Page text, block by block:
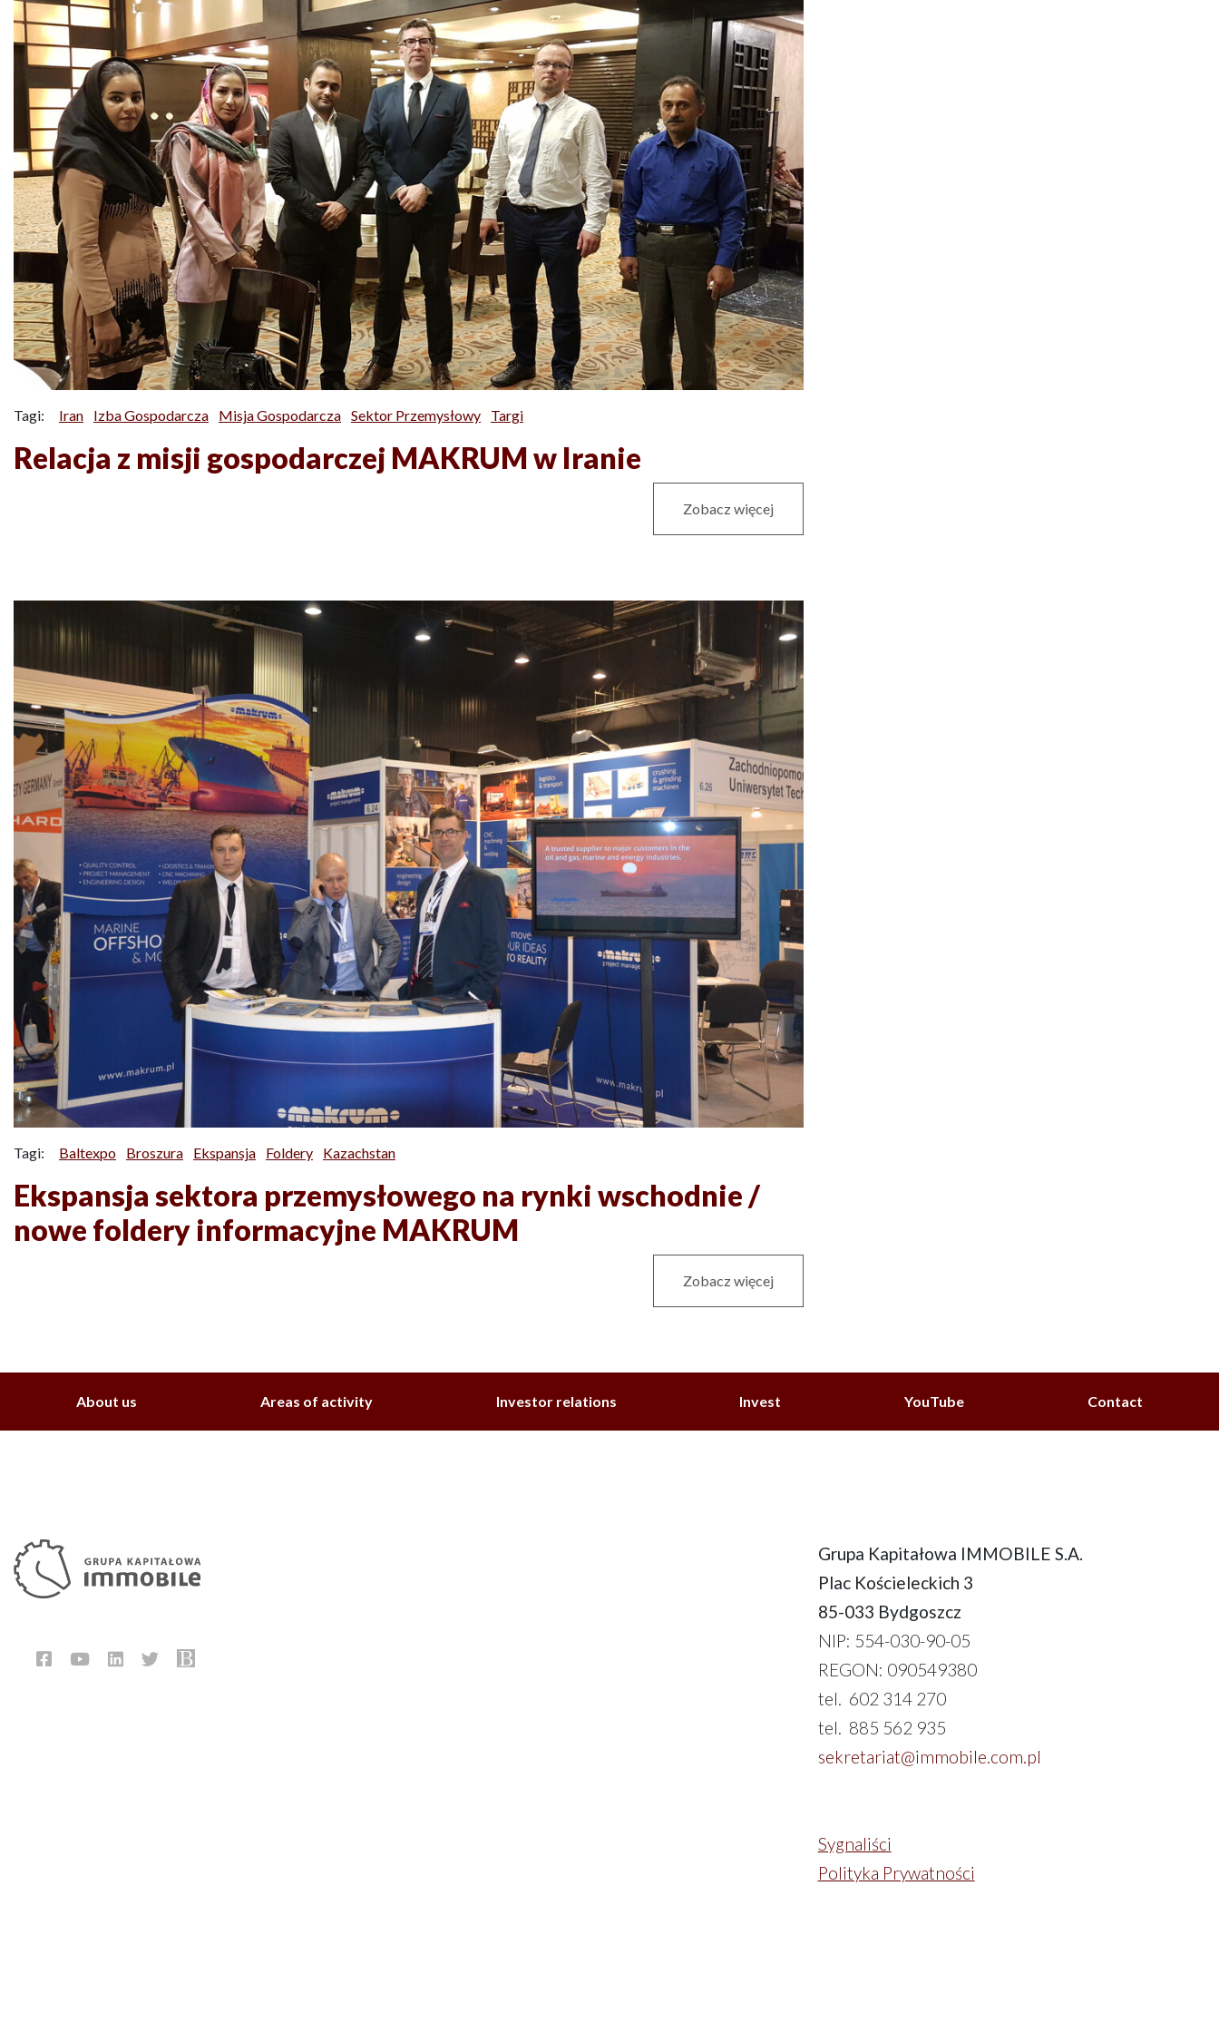
Tagi: Iran Izba Gospodarcza Misja Gospodarcza Sektor Przemysłowy Targi
Relacja z misji gospodarczej MAKRUM w Iranie
Zobacz więcej
Tagi: Baltexpo Broszura Ekspansja Foldery Kazachstan
Ekspansja sektora przemysłowego na rynki wschodnie /
nowe foldery informacyjne MAKRUM
Zobacz więcej
About us Areas of activity Investor relations Invest YouTube Contact
Grupa Kapitałowa IMMOBILE S.A.
Plac Kościeleckich 3
85-033 Bydgoszcz
NIP: 554-030-90-05
REGON: 090549380
tel. 602 314 270
tel. 885 562 935
sekretariat@immobile.com.pl
Sygnaliści
Polityka Prywatności